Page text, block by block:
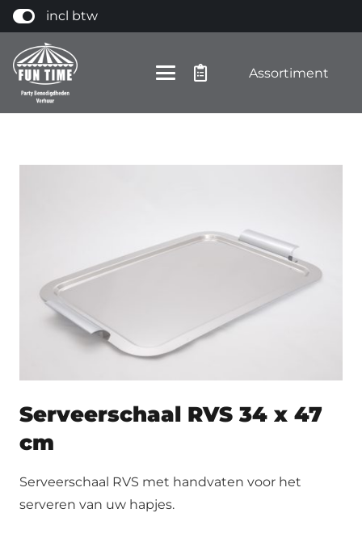
incl btw
Assortiment
Serveerschaal RVS 34 x 47
cm
Serveerschaal RVS met handvaten voor het
serveren van uw hapjes.